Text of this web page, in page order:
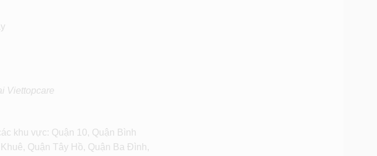
Viettopcare
khu vực: Quận 10, Quận Bình
Quận Tây Hồ, Quận Ba Đình,